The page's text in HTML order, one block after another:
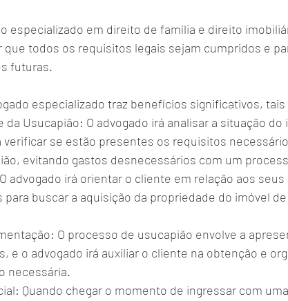
especializado em direito de família e direito
que todos os requisitos legais sejam cumpridos e
futuras.
especializado traz benefícios significativos,
da Usucapião: O advogado irá analisar a situação
verificar se estão presentes os requisitos
evitando gastos desnecessários com um
advogado irá orientar o cliente em relação aos
buscar a aquisição da propriedade do imóvel
O processo de usucapião envolve a
e o advogado irá auxiliar o cliente na obtenção e
necessária.
Quando chegar o momento de ingressar com